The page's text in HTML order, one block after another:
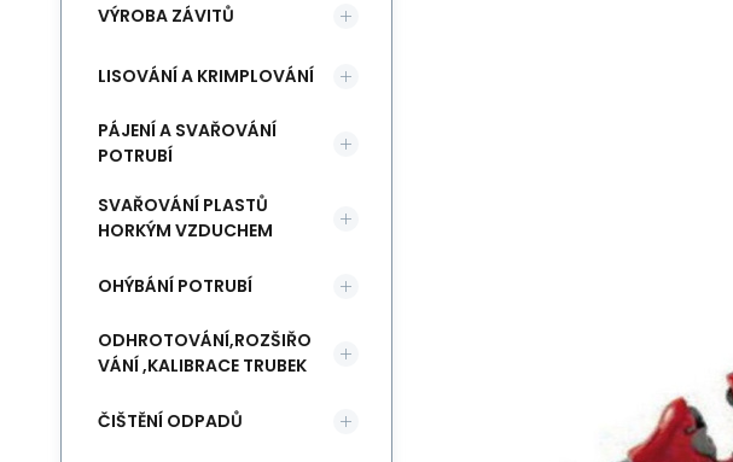
VÝROBA ZÁVITŮ
LISOVÁNÍ A KRIMPLOVÁNÍ
PÁJENÍ A SVAŘOVÁNÍ
POTRUBÍ
SVAŘOVÁNÍ PLASTŮ
HORKÝM VZDUCHEM
OHÝBÁNÍ POTRUBÍ
ODHROTOVÁNÍ,ROZŠIŘO
VÁNÍ ,KALIBRACE TRUBEK
ČIŠTĚNÍ ODPADŮ